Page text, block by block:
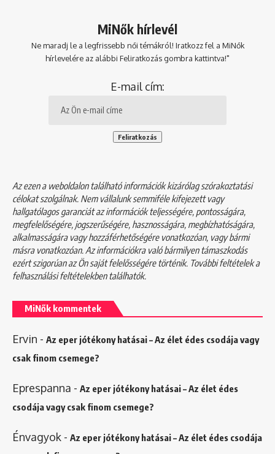
MiNők hírlevél
Ne maradj le a legfrissebb női témákról! Iratkozz fel a MiNők
hírlevelére az alábbi Feliratkozás gombra kattintva!"
E-mail cím:
Az ezen a weboldalon található információk kizárólag szórakoztatási
célokat szolgálnak. Nem vállalunk semmiféle kifejezett vagy
hallgatólagos garanciát az információk teljességére, pontosságára,
megfelelőségére, jogszerűségére, hasznosságára, megbízhatóságára,
alkalmasságára vagy hozzáférhetőségére vonatkozóan, vagy bármi
másra vonatkozóan. Az információkra való bármilyen támaszkodás
ezért szigorúan az Ön saját felelősségére történik. További feltételek a
felhasználási feltételekbentalálhatók.
MiNők kommentek
Ervin - Az eper jótékony hatásai – Az élet édes csodája vagy
csak finom csemege?
Eprespanna - Az eper jótékony hatásai – Az élet édes
csodája vagy csak finom csemege?
Énvagyok - Az eper jótékony hatásai – Az élet édes csodája